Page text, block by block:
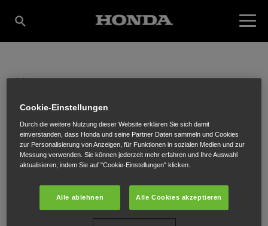
ÖBAU REISINGER
Wiedenbergstraße 37,Passail,8162
ANFAHRTSBESCHREIBUNG ANFORDERN
Cookie-Einstellungen
Durch die weitere Nutzung dieser Website erklären Sie sich damit
einverstanden, dass Honda und seine Partner Daten sammeln und Cookies
zur Personalisierung von Anzeigen, für Funktionen in sozialen Medien und zur
Messung verwenden. Sie können jederzeit mehr erfahren und Ihre Auswahl
aktualisieren, indem Sie auf "Cookie-Einstellungen" klicken.
Alle ablehnen Alle Cookies akzeptieren